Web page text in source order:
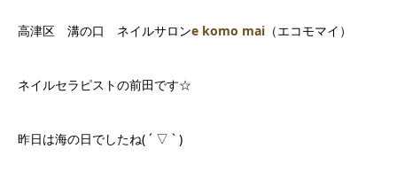
高津区 溝の口 ネイルサロンe komo mai （エコモマイ）
ネイルセラピストの前田です☆
昨日は海の日でしたね( ´ ▽ ` )